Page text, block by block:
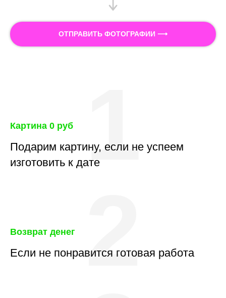
ОТПРАВИТЬ ФОТОГРАФИИ ⟶
Картина 0 руб
Подарим картину, если не успеем
изготовить к дате1
Возврат денег
Если не понравится готовая работа
2